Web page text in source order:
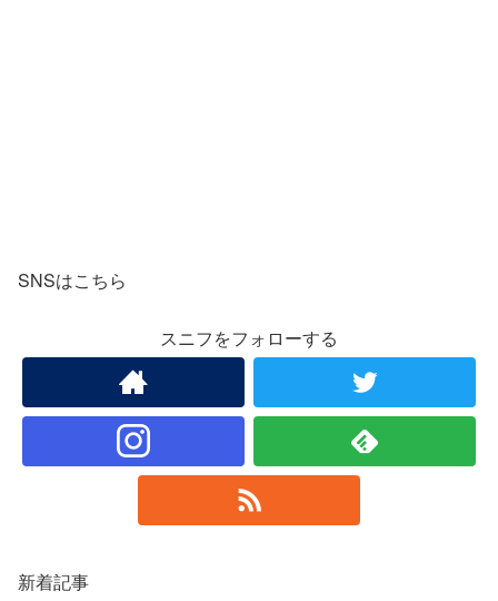
SNSはこちら
スニフをフォローする
新着記事